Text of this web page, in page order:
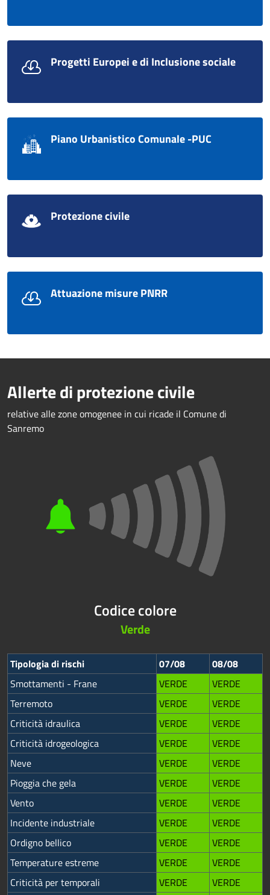
Progetti Europei e di Inclusione sociale
Piano Urbanistico Comunale -PUC
Protezione civile
Attuazione misure PNRR
Allerte di protezione civile
relative alle zone omogenee in cui ricade il Comune di
Sanremo
Codice colore
Verde
Tipologia di rischi 07/08
08/08
Smottamenti - Frane
VERDE
VERDE
Terremoto
VERDE
VERDE
Criticità idraulica
VERDE
VERDE
Criticità idrogeologica
VERDE
VERDE
Neve
VERDE
VERDE
Pioggia che gela
VERDE
VERDE
Vento
VERDE
VERDE
Incidente industriale
VERDE
VERDE
Ordigno bellico
VERDE
VERDE
Temperature estreme
VERDE
VERDE
Criticità per temporali
VERDE
VERDE